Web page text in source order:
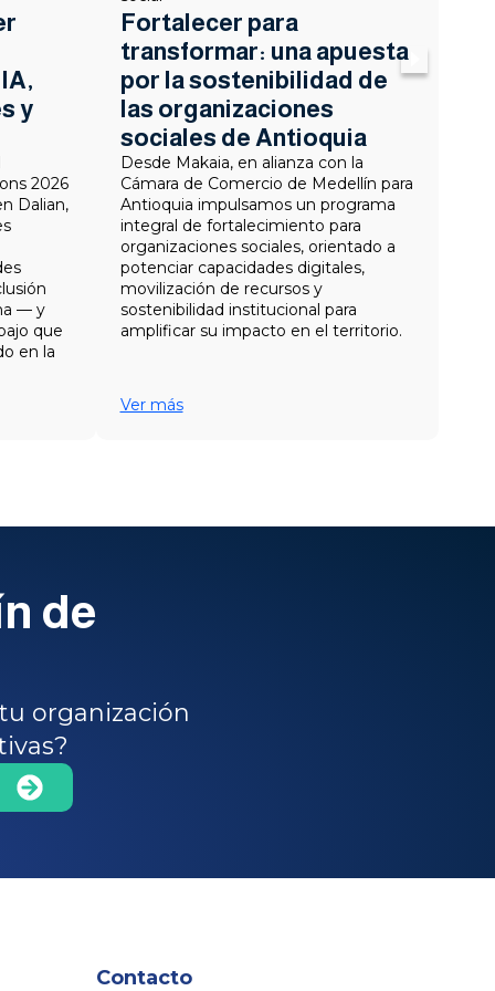
y
2026
Dalian,
— y
que
en la
Fortalecer para
transformar: una apuesta
por la sostenibilidad de
las organizaciones
sociales de Antioquia
Desde Makaia, en alianza con la
Cámara de Comercio de Medellín para
Antioquia impulsamos un programa
integral de fortalecimiento para
organizaciones sociales, orientado a
potenciar capacidades digitales,
movilización de recursos y
sostenibilidad institucional para
amplificar su impacto en el territorio.
Ver más
de
organización
Contacto